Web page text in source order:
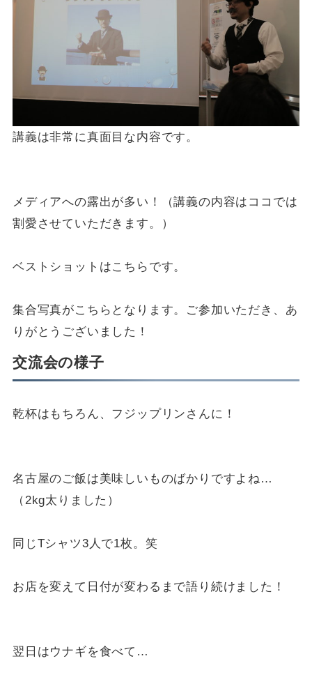
講義は非常に真面目な内容です。
メディアへの露出が多い！（講義の内容はココでは
割愛させていただきます。）
ベストショットはこちらです。
集合写真がこちらとなります。ご参加いただき、あ
りがとうございました！
交流会の様子
乾杯はもちろん、フジップリンさんに！
名古屋のご飯は美味しいものばかりですよね…
（2kg太りました）
同じTシャツ3人で1枚。笑
お店を変えて日付が変わるまで語り続けました！
翌日はウナギを食べて…